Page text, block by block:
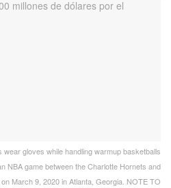
gloves while handling warmup basketballs
NBA game between the Charlotte Hornets and
March 9, 2020 in Atlanta, Georgia. NOTE TO